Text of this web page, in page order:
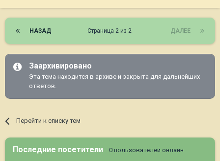
НАЗАД ДАЛЕЕ
Страница 2 из 2
Заархивировано
Эта тема находится в архиве и закрыта для дальнейших
ответов.
Перейти к списку тем
Последние посетители 0 пользователей онлайн